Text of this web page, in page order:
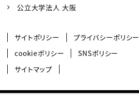
公立大学法人 大阪
サイトポリシー
プライバシーポリシー
cookieポリシー
SNSポリシー
サイトマップ